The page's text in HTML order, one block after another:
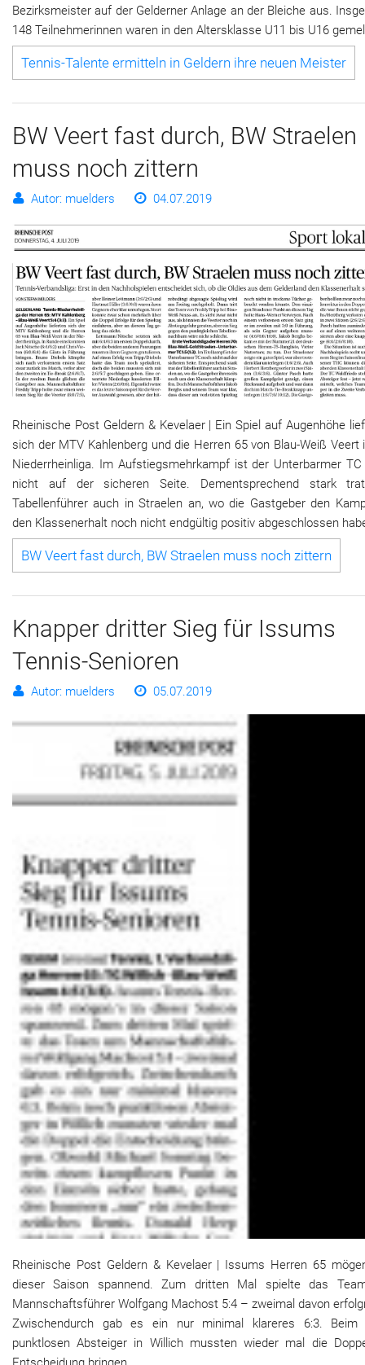
Bezirksmeister auf der Gelderner Anlage an der Bleiche aus.
148 Teilnehmerinnen waren in den Altersklasse U11 bis U16
Tennis-Talente ermitteln in Geldern ihre neuen Meister
BW Veert fast durch, BW Straelen
muss noch zittern
Autor: muelders 04.07.2019
Rheinische Post Geldern & Kevelaer | Ein Spiel auf Augenhöhe
sich der MTV Kahlenberg und die Herren 65 von Blau-Weiß Veert
Niederrheinliga. Im Aufstiegsmehrkampf ist der Unterbarmer
nicht auf der sicheren Seite. Dementsprechend stark
Tabellenführer auch in Straelen an, wo die Gastgeber den
den Klassenerhalt noch nicht endgültig positiv abgeschlossen
BW Veert fast durch, BW Straelen muss noch zittern
Knapper dritter Sieg für Issums
Tennis-Senioren
Autor: muelders 05.07.2019
Rheinische Post Geldern & Kevelaer | Issums Herren 65
dieser Saison spannend. Zum dritten Mal spielte das
Mannschaftsführer Wolfgang Machost 5:4 – zweimal davon
Zwischendurch gab es ein nur minimal klareres 6:3. Beim
punktlosen Absteiger in Willich mussten wieder mal die